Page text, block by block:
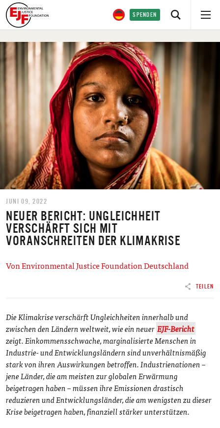
SPENDEN
JUNI 09, 2022
NEUER BERICHT: UNGLEICHHEIT
VERSCHÄRFT SICH MIT
VORANSCHREITEN DER KLIMAKRISE
Von Environmental Justice Foundation Deutschland
TEILEN
Die Klimakrise verschärft Ungleichheiten innerhalb und
zwischen den Ländern weltweit, wie ein neuer EJF-Bericht
zeigt. Einkommensschwache, marginalisierte Menschen in
Industrie- und Entwicklungsländern sind unverhältnismäßig
stark von ihren Auswirkungen betroffen. Industrienationen –
jene Länder, die am meisten zur globalen Erwärmung
beigetragen haben – müssen ihre Emissionen drastisch
reduzieren und Entwicklungsländer, die am wenigsten zu dieser
Krise beigetragen haben, finanziell stärker unterstützen.